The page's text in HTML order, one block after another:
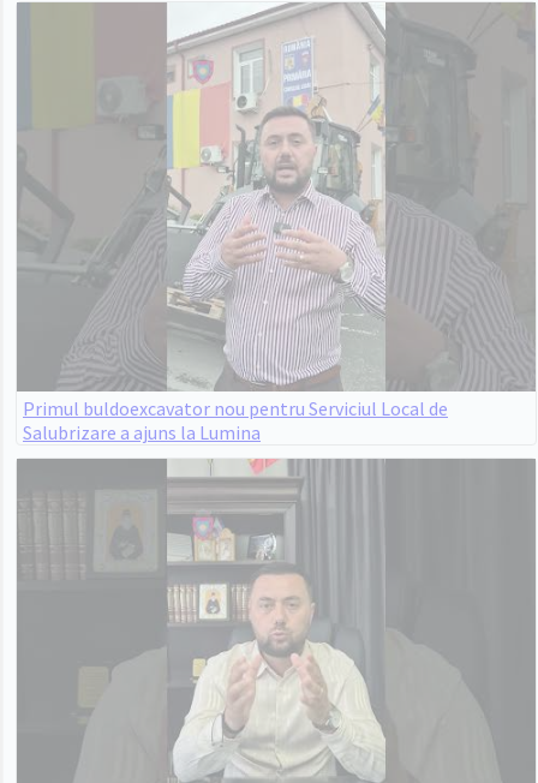
Primul buldoexcavator nou pentru Serviciul Local de
Salubrizare a ajuns la Lumina